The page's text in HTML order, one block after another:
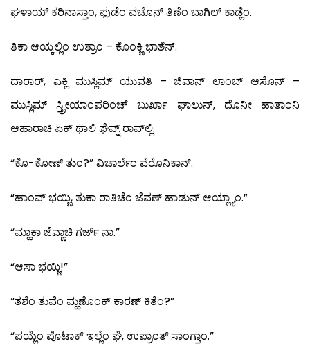
ಘಳಾಯ್ ಕರಿನಾಸ್ತಾಂ, ಫುಡೆಂ ವಚೊನ್ ತಿಣೆಂ ಬಾಗಿಲ್ ಕಾಡ್ಲೆಂ.
ತಿಕಾ ಆಯ್ಕಲ್ಲಿಂ ಉತ್ರಾಂ – ಕೊಂಕ್ಣಿ ಭಾಶೆನ್.
ದಾರಾರ್, ಎಕ್ಲಿ ಮುಸ್ಲಿಮ್ ಯುವತಿ – ಜಿವಾನ್ ಲಾಂಬ್ ಆಸೊನ್ –
ಮುಸ್ಲಿಮ್ ಸ್ತ್ರೀಯಾಂಪರಿಂಚ್ ಬುರ್ಖಾ ಘಾಲುನ್, ದೊನೀ ಹಾತಾಂನಿ
ಆಹಾರಾಚಿ ಏಕ್ ಥಾಲಿ ಘೆವ್ನ್ ರಾವ್‍ಲ್ಲಿ.
“ಕೊ-ಕೋಣ್ ತುಂ?” ವಿಚಾರ್ಲೆಂ ವೆರೊನಿಕಾನ್.
“ಹಾಂವ್ ಭಯ್ಣಿ, ತುಕಾ ರಾತಿಚೆಂ ಜೆವಣ್ ಹಾಡುನ್ ಆಯ್ಲ್ಯಾಂ.”
“ಮ್ಹಾಕಾ ಜೆವ್ಣಾಚಿ ಗರ್ಜ್ ನಾ.”
“ಆಸಾ ಭಯ್ಣಿ!”
“ತಶೆಂ ತುವೆಂ ಮ್ಹಣೊಂಕ್ ಕಾರಣ್ ಕಿತೆಂ?”
“ಪಯ್ಲೆಂ ಪೊಟಾಕ್ ಇಲ್ಲೆಂ ಘೆ, ಉಪ್ರಾಂತ್ ಸಾಂಗ್ತಾಂ.”